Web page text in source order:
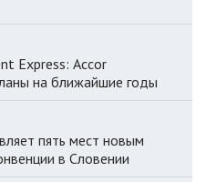
Express: Accor
на ближайшие годы
пять мест новым
в Словении